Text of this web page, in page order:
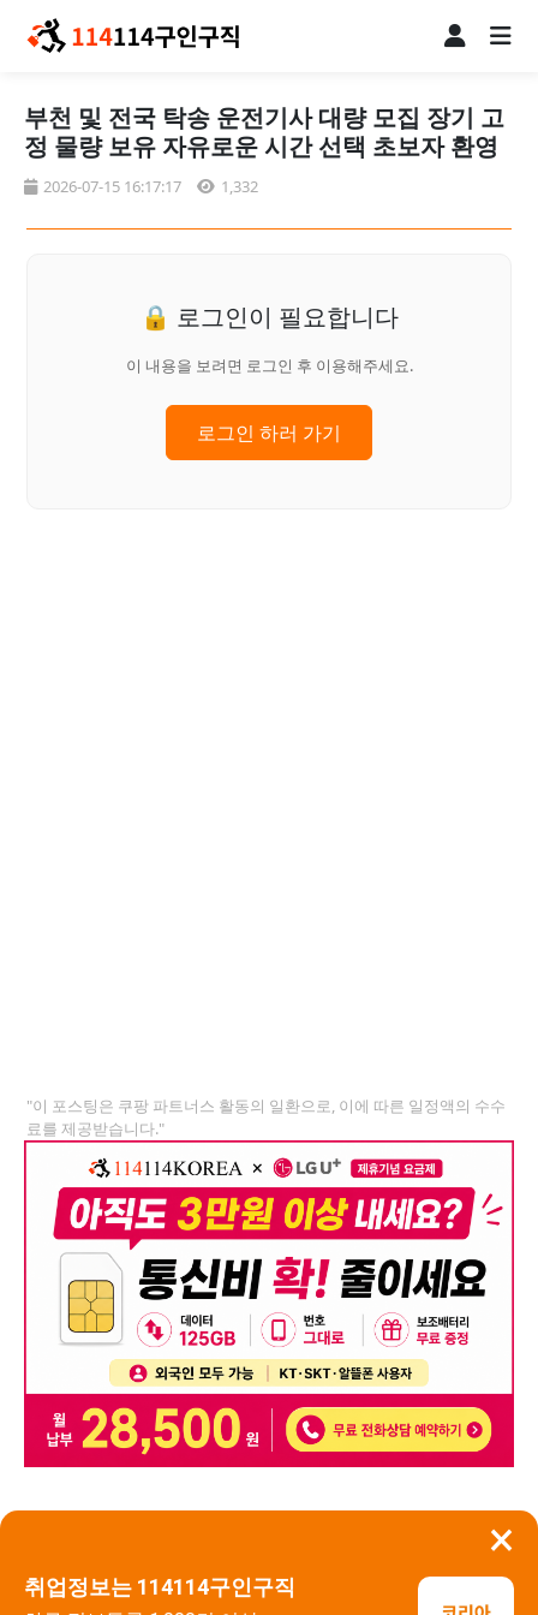
×
취업정보는 114114구인구직
부천 및 전국 탁송 운전기사 대량 모집 장기 고
정 물량 보유 자유로운 시간 선택 초보자 환영
2026-07-15 16:17:17 1,332
🔒 로그인이 필요합니다
이 내용을 보려면 로그인 후 이용해주세요.
로그인 하러 가기
"이 포스팅은 쿠팡 파트너스 활동의 일환으로, 이에 따른 일정액의 수수
료를 제공받습니다."